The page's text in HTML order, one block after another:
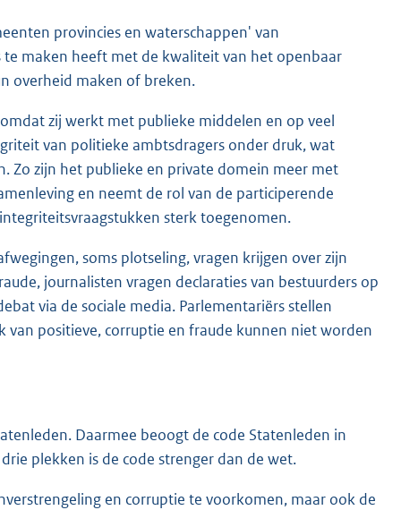
provincies en waterschappen' van
maken heeft met de kwaliteit van het openbaar
overheid maken of breken.
zij werkt met publieke middelen en op veel
van politieke ambtsdragers onder druk, wat
Zo zijn het publieke en private domein meer met
en neemt de rol van de participerende
sterk toegenomen.
soms plotseling, vragen krijgen over zijn
journalisten vragen declaraties van bestuurders op
via de sociale media. Parlementariërs stellen
van positieve, corruptie en fraude kunnen niet worden
Daarmee beoogt de code Statenleden in
plekken is de code strenger dan de wet.
en corruptie te voorkomen, maar ook de